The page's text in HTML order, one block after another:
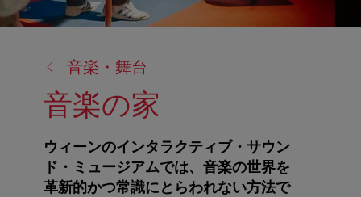
音楽・舞台
音楽の家
ウィーンのインタラクティブ・サウン
ド・ミュージアムでは、音楽の世界を
革新的かつ常識にとらわれない方法で